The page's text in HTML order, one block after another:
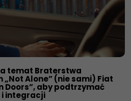
temat Braterstwa
„Not Alone” (nie sami) Fiat
Doors”, aby podtrzymać
i integracji